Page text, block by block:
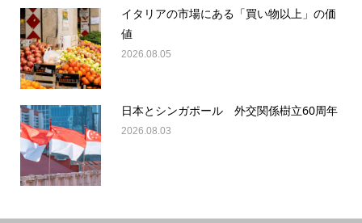
イタリアの市場にある「買い物以上」の価
値
2026.08.05
日本とシンガポール 外交関係樹立60周年
2026.08.03